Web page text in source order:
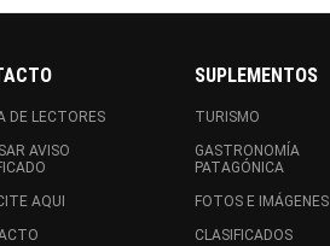
DE LECTORES
AVISO
AQUI
SUPLEMENTOS
TURISMO
GASTRONOMÍA
PATAGÓNICA
FOTOS E IMÁGENES
CLASIFICADOS